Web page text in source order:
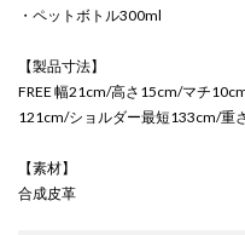
・ペットボトル300ml
【製品寸法】
FREE 幅21cm/高さ15cm/マチ
121cm/ショルダー最短133cm/重
【素材】
合成皮革